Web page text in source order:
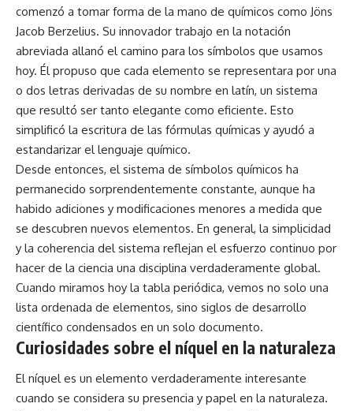
comenzó a tomar forma de la mano de químicos como Jöns
Jacob Berzelius. Su innovador trabajo en la notación
abreviada allanó el camino para los símbolos que usamos
hoy. Él propuso que cada elemento se representara por una
o dos letras derivadas de su nombre en latín, un sistema
que resultó ser tanto elegante como eficiente. Esto
simplificó la escritura de las fórmulas químicas y ayudó a
estandarizar el lenguaje químico.
Desde entonces, el sistema de símbolos químicos ha
permanecido sorprendentemente constante, aunque ha
habido adiciones y modificaciones menores a medida que
se descubren nuevos elementos. En general, la simplicidad
y la coherencia del sistema reflejan el esfuerzo continuo por
hacer de la ciencia una disciplina verdaderamente global.
Cuando miramos hoy la tabla periódica, vemos no solo una
lista ordenada de elementos, sino siglos de desarrollo
científico condensados en un solo documento.
Curiosidades sobre el níquel en la naturaleza
El níquel es un elemento verdaderamente interesante
cuando se considera su presencia y papel en la naturaleza.